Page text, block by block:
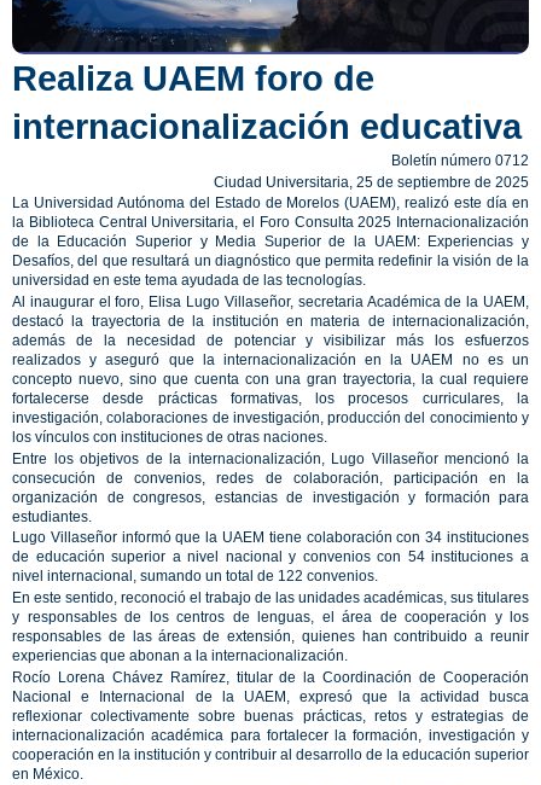
Realiza UAEM foro de
internacionalización educativa
Boletín número 0712
Ciudad Universitaria, 25 de septiembre de 2025
La Universidad Autónoma del Estado de Morelos (UAEM), realizó este día en
la Biblioteca Central Universitaria, el Foro Consulta 2025 Internacionalización
de la Educación Superior y Media Superior de la UAEM: Experiencias y
Desafíos, del que resultará un diagnóstico que permita redefinir la visión de la
universidad en este tema ayudada de las tecnologías.
Al inaugurar el foro, Elisa Lugo Villaseñor, secretaria Académica de la UAEM,
destacó la trayectoria de la institución en materia de internacionalización,
además de la necesidad de potenciar y visibilizar más los esfuerzos
realizados y aseguró que la internacionalización en la UAEM no es un
concepto nuevo, sino que cuenta con una gran trayectoria, la cual requiere
fortalecerse desde prácticas formativas, los procesos curriculares, la
investigación, colaboraciones de investigación, producción del conocimiento y
los vínculos con instituciones de otras naciones.
Entre los objetivos de la internacionalización, Lugo Villaseñor mencionó la
consecución de convenios, redes de colaboración, participación en la
organización de congresos, estancias de investigación y formación para
estudiantes.
Lugo Villaseñor informó que la UAEM tiene colaboración con 34 instituciones
de educación superior a nivel nacional y convenios con 54 instituciones a
nivel internacional, sumando un total de 122 convenios.
En este sentido, reconoció el trabajo de las unidades académicas, sus titulares
y responsables de los centros de lenguas, el área de cooperación y los
responsables de las áreas de extensión, quienes han contribuido a reunir
experiencias que abonan a la internacionalización.
Rocío Lorena Chávez Ramírez, titular de la Coordinación de Cooperación
Nacional e Internacional de la UAEM, expresó que la actividad busca
reflexionar colectivamente sobre buenas prácticas, retos y estrategias de
internacionalización académica para fortalecer la formación, investigación y
cooperación en la institución y contribuir al desarrollo de la educación superior
en México.